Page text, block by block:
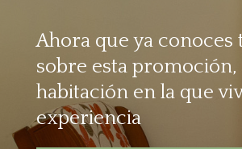
Ahora que ya conoces
sobre esta promoción,
habitación en la que
experiencia